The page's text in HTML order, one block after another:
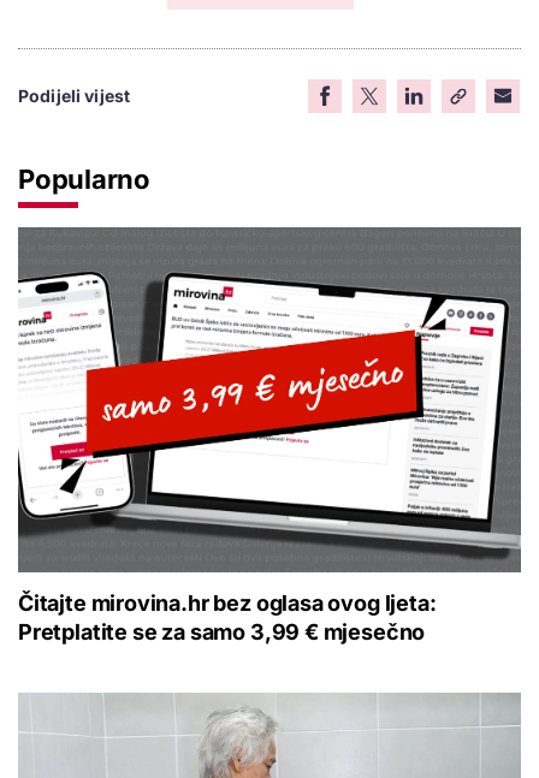
Podijeli vijest
Popularno
Čitajte mirovina.hr bez oglasa ovog ljeta:
Pretplatite se za samo 3,99 € mjesečno